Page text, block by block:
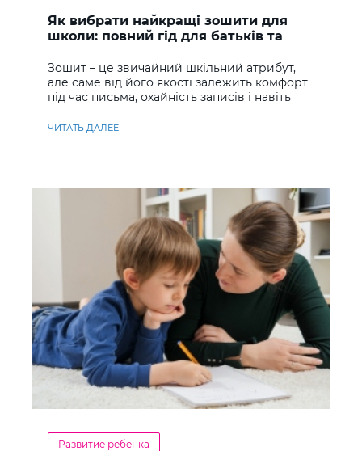
Як вибрати найкращі зошити для
школи: повний гід для батьків та
Зошит – це звичайний шкільний атрибут,
але саме від його якості залежить комфорт
під час письма, охайність записів і навіть
ЧИТАТЬ ДАЛЕЕ
Развитие ребенка